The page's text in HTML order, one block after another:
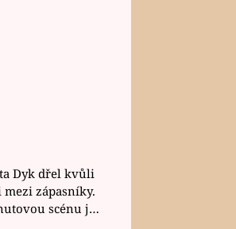
Dyk dřel kvůli
zápasníky.
scénu jel